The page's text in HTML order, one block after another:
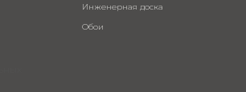
Инженерная доска
Обои